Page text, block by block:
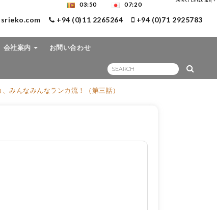
会社案内 お問い合わせ
+94 (0)11 2265264 +94 (0)71 2925783
03:50 07:20
みんなみんなランカ流！（第三話）